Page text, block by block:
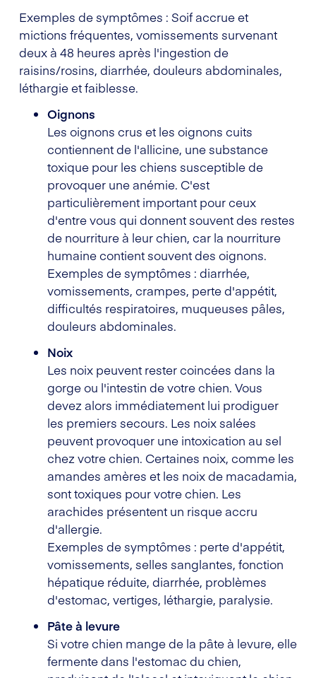
Exemples de symptômes : Soif accrue et
mictions fréquentes, vomissements survenant
deux à 48 heures après l'ingestion de
raisins/rosins, diarrhée, douleurs abdominales,
léthargie et faiblesse.
Oignons
Les oignons crus et les oignons cuits
contiennent de l'allicine, une substance
toxique pour les chiens susceptible de
provoquer une anémie. C'est
particulièrement important pour ceux
d'entre vous qui donnent souvent des restes
de nourriture à leur chien, car la nourriture
humaine contient souvent des oignons.
Exemples de symptômes : diarrhée,
vomissements, crampes, perte d'appétit,
difficultés respiratoires, muqueuses pâles,
douleurs abdominales.
Noix
Les noix peuvent rester coincées dans la
gorge ou l'intestin de votre chien. Vous
devez alors immédiatement lui prodiguer
les premiers secours. Les noix salées
peuvent provoquer une intoxication au sel
chez votre chien. Certaines noix, comme les
amandes amères et les noix de macadamia,
sont toxiques pour votre chien. Les
arachides présentent un risque accru
d'allergie.
Exemples de symptômes : perte d'appétit,
vomissements, selles sanglantes, fonction
hépatique réduite, diarrhée, problèmes
d'estomac, vertiges, léthargie, paralysie.
Pâte à levure
Si votre chien mange de la pâte à levure, elle
fermente dans l'estomac du chien,